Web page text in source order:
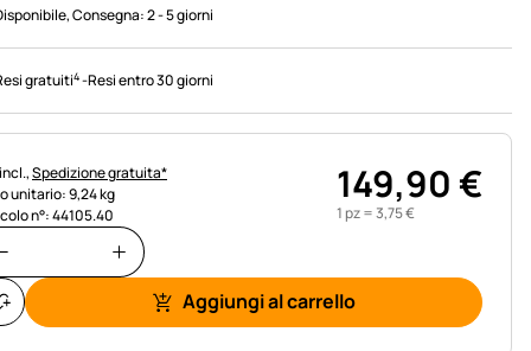
, Consegna:2 - 5 giorni
gratuiti4-Resi entro 30 giorni
fiscali:
Spedizione gratuita*
unitario: 9,24 kg
n°: 44105.40
149,90€
1 pz =3,75€
Aggiungi al carrello